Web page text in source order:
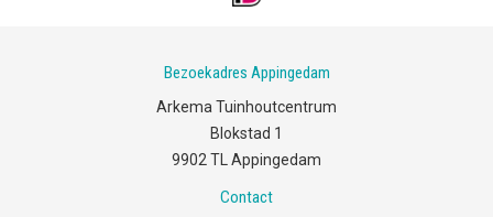
Bezoekadres Appingedam
Arkema Tuinhoutcentrum
Blokstad 1
9902 TL Appingedam
Contact